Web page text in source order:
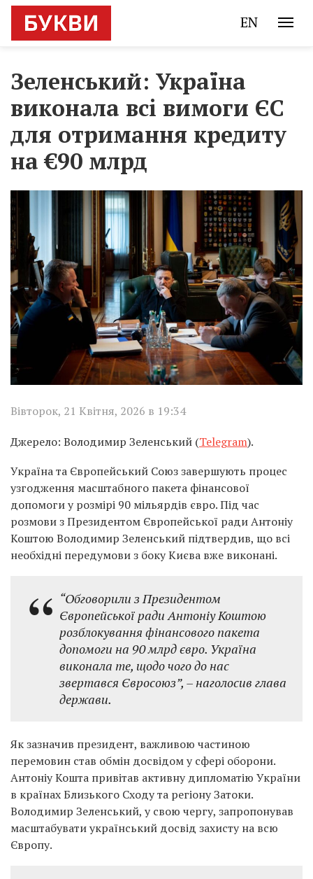
EN
Зеленський: Україна
виконала всі вимоги ЄС
для отримання кредиту
на €90 млрд
Вівторок, 21 Квітня, 2026 в 19:34
Джерело: Володимир Зеленський (Telegram).
Україна та Європейський Союз завершують процес
узгодження масштабного пакета фінансової
допомоги у розмірі 90 мільярдів євро. Під час
розмови з Президентом Європейської ради Антоніу
Коштою Володимир Зеленський підтвердив, що всі
необхідні передумови з боку Києва вже виконані.
“Обговорили з Президентом
Європейської ради Антоніу Коштою
розблокування фінансового пакета
допомоги на 90 млрд євро. Україна
виконала те, щодо чого до нас
звертався Євросоюз”, – наголосив глава
держави.
Як зазначив президент, важливою частиною
перемовин став обмін досвідом у сфері оборони.
Антоніу Кошта привітав активну дипломатію України
в країнах Близького Сходу та регіону Затоки.
Володимир Зеленський, у свою чергу, запропонував
масштабувати український досвід захисту на всю
Європу.